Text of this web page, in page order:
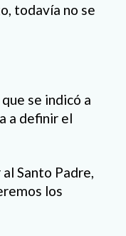
todavía no se
se indicó a
a definir el
Santo Padre,
los